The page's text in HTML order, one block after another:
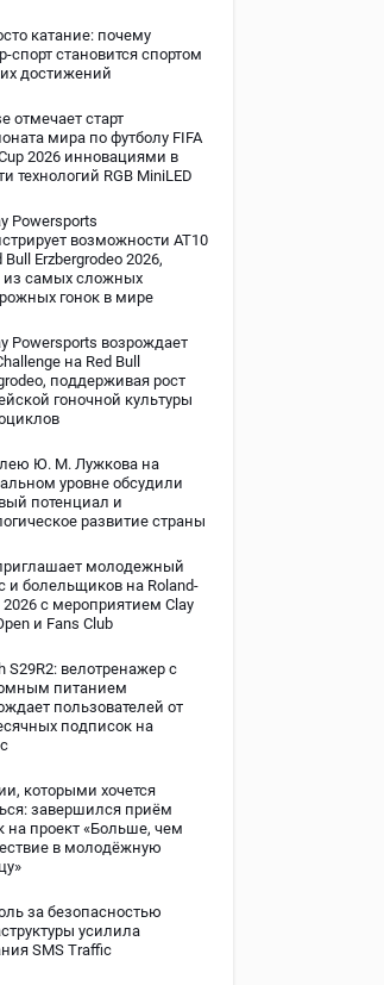
катание: почему
спорт становится спортом
достижений
отмечает старт
мира по футболу FIFA
2026 инновациями в
технологий RGB MiniLED
Powersports
возможности AT10
Bull Erzbergrodeo 2026,
из самых сложных
гонок в мире
Powersports возрождает
на Red Bull
поддерживая рост
гоночной культуры
Ю. М. Лужкова на
уровне обсудили
потенциал и
развитие страны
молодежный
и болельщиков на Roland-
2026 с мероприятием Clay
и Fans Club
S29R2: велотренажер с
питанием
пользователей от
подписок на
которыми хочется
завершился приём
на проект «Больше, чем
в молодёжную
за безопасностью
усилила
SMS Traffic